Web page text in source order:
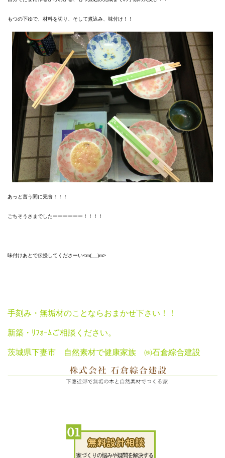
もつの下ゆで、材料を切り、そして煮込み、味付け！！
あっと言う間に完食！！！
ごちそうさまでしたーーーーーー！！！！
味付けあとで伝授してくださーい<m(__)m>
手刻み・無垢材のことならおまかせ下さい！！
新築・ﾘﾌｫｰﾑご相談ください。
茨城県下妻市 自然素材で健康家族 ㈱石倉綜合建設